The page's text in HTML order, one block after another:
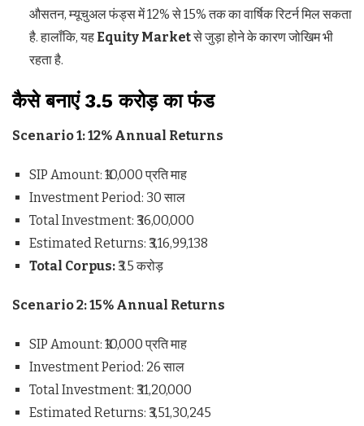
औसतन, म्यूचुअल फंड्स में 12% से 15% तक का वार्षिक रिटर्न मिल सकता
है. हालाँकि, यह Equity Marketसे जुड़ा होने के कारण जोखिम भी
रहता है.
कैसे बनाएं ₹3.5करोड़ का फंड
Scenario 1: 12% Annual Returns
SIP Amount: ₹10,000 प्रति माह
Investment Period: 30 साल
Total Investment: ₹36,00,000
Estimated Returns: ₹3,16,99,138
Total Corpus:₹3.5 करोड़
Scenario 2: 15% Annual Returns
SIP Amount: ₹10,000 प्रति माह
Investment Period: 26 साल
Total Investment: ₹31,20,000
Estimated Returns: ₹3,51,30,245